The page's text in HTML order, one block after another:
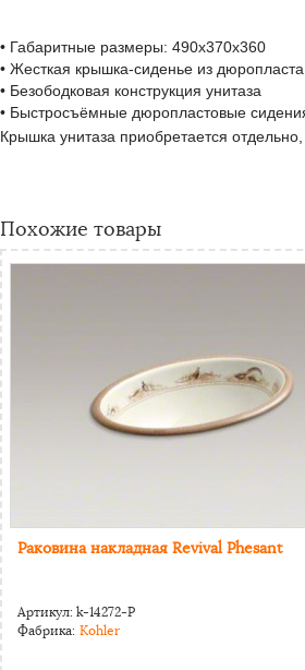
• Габаритные размеры: 490x370x360
• Жесткая крышка-сиденье из
• Безободковая конструкция унитаза
• Быстросъёмные дюропластовые
Крышка унитаза приобретается
Похожие товары
Раковина накладная Revival Phesant
Артикул: k-14272-P
Фабрика: Kohler